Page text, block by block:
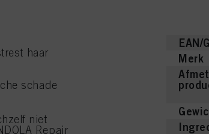
haar
schade
niet
Repair
EAN/
Merk